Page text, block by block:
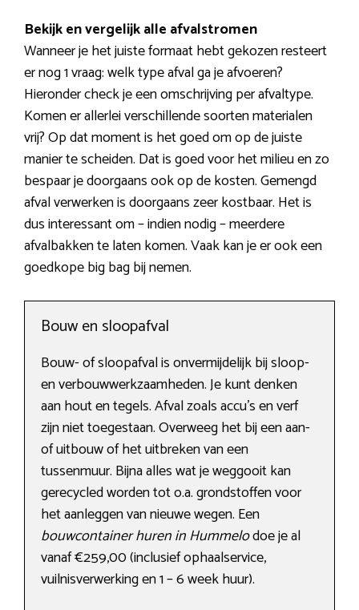
Bekijk en vergelijk alle afvalstromen
Wanneer je het juiste formaat hebt gekozen resteert
er nog 1 vraag: welk type afval ga je afvoeren?
Hieronder check je een omschrijving per afvaltype.
Komen er allerlei verschillende soorten materialen
vrij? Op dat moment is het goed om op de juiste
manier te scheiden. Dat is goed voor het milieu en zo
bespaar je doorgaans ook op de kosten. Gemengd
afval verwerken is doorgaans zeer kostbaar. Het is
dus interessant om – indien nodig – meerdere
afvalbakken te laten komen. Vaak kan je er ook een
goedkope big bag bij nemen.
Bouw en sloopafval
Bouw- of sloopafval is onvermijdelijk bij sloop-
en verbouwwerkzaamheden. Je kunt denken
aan hout en tegels. Afval zoals accu’s en verf
zijn niet toegestaan. Overweeg het bij een aan-
of uitbouw of het uitbreken van een
tussenmuur. Bijna alles wat je weggooit kan
gerecycled worden tot o.a. grondstoffen voor
het aanleggen van nieuwe wegen. Een
bouwcontainer huren in Hummelodoe je al
vanaf €259,00 (inclusief ophaalservice,
vuilnisverwerking en 1 – 6 week huur).